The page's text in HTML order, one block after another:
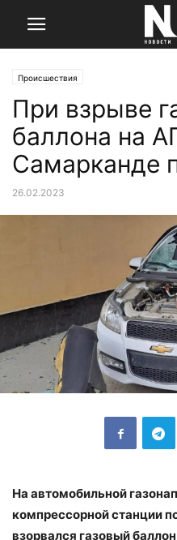
Происшествия
При взрыве
баллона на
Самарканде
26.02.2023
На автомобильной
компрессорной станции
взорвался газовый